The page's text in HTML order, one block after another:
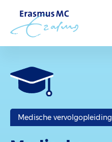
Medische vervolgopleiding